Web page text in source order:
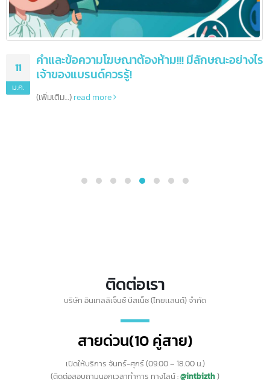
11
ม.ค.
คำและข้อความโฆษณาต้องห้าม!!! มีลักษณะอย่างไร
เจ้าของแบรนด์ควรรู้!
(เพิ่มเติม…)read more